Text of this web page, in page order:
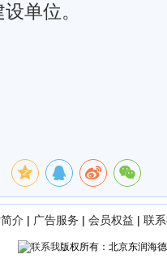
单位。
介 | 广告服务 | 会员权益 | 联
版权所有：北京东润海